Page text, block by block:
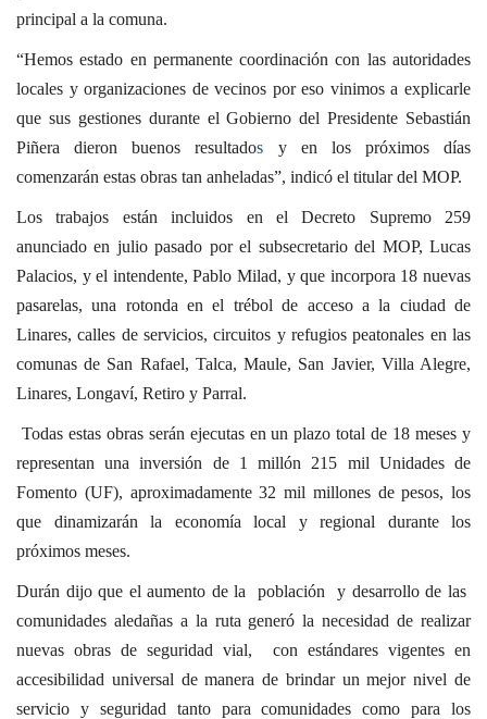
principal a la comuna.
“Hemos estado en permanente coordinación con las autoridades
locales y organizaciones de vecinos por eso vinimos a explicarle
que sus gestiones durante el Gobierno del Presidente Sebastián
Piñera dieron buenos resultados y en los próximos días
comenzarán estas obras tan anheladas”, indicó el titular del MOP.
Los trabajos están incluidos en el Decreto Supremo 259
anunciado en julio pasado por el subsecretario del MOP, Lucas
Palacios, y el intendente, Pablo Milad, y que incorpora 18 nuevas
pasarelas, una rotonda en el trébol de acceso a la ciudad de
Linares, calles de servicios, circuitos y refugios peatonales en las
comunas de San Rafael, Talca, Maule, San Javier, Villa Alegre,
Linares, Longaví, Retiro y Parral.
Todas estas obras serán ejecutas en un plazo total de 18 meses y
representan una inversión de 1 millón 215 mil Unidades de
Fomento (UF), aproximadamente 32 mil millones de pesos, los
que dinamizarán la economía local y regional durante los
próximos meses.
Durán dijo que el aumento de la población y desarrollo de las
comunidades aledañas a la ruta generó la necesidad de realizar
nuevas obras de seguridad vial, con estándares vigentes en
accesibilidad universal de manera de brindar un mejor nivel de
servicio y seguridad tanto para comunidades como para los